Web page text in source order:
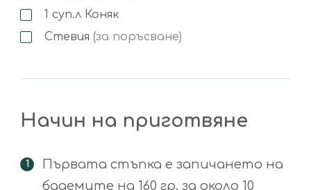
1 суп.л Коняк
Стевия (за поръсване)
Начин на приготвяне
Първата стъпка е запичането на
бадемите на 160 гр. за около 10